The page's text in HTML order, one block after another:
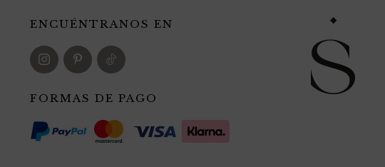
ENCUÉNTRANOS EN
FORMAS DE PAGO